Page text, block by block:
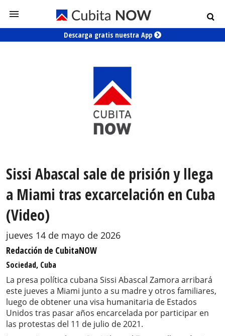
Descarga gratis nuestra App
Sissi Abascal sale de prisión y llega
a Miami tras excarcelación en Cuba
(Video)
jueves 14 de mayo de 2026
Redacción de CubitaNOW
Sociedad, Cuba
La presa política cubana Sissi Abascal Zamora arribará
este jueves a Miami junto a su madre y otros familiares,
luego de obtener una visa humanitaria de Estados
Unidos tras pasar años encarcelada por participar en
las protestas del 11 de julio de 2021.